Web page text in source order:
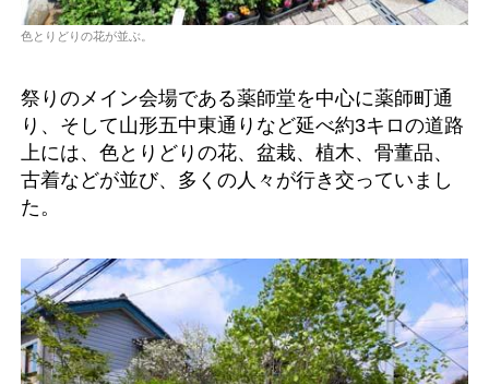
色とりどりの花が並ぶ。
祭りのメイン会場である薬師堂を中心に薬師町通
り、そして山形五中東通りなど延べ約3キロの道路
上には、色とりどりの花、盆栽、植木、骨董品、
古着などが並び、多くの人々が行き交っていまし
た。